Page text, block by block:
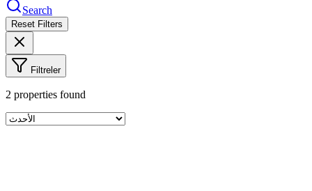
Search
Reset Filters
Filtreler
2 properties found